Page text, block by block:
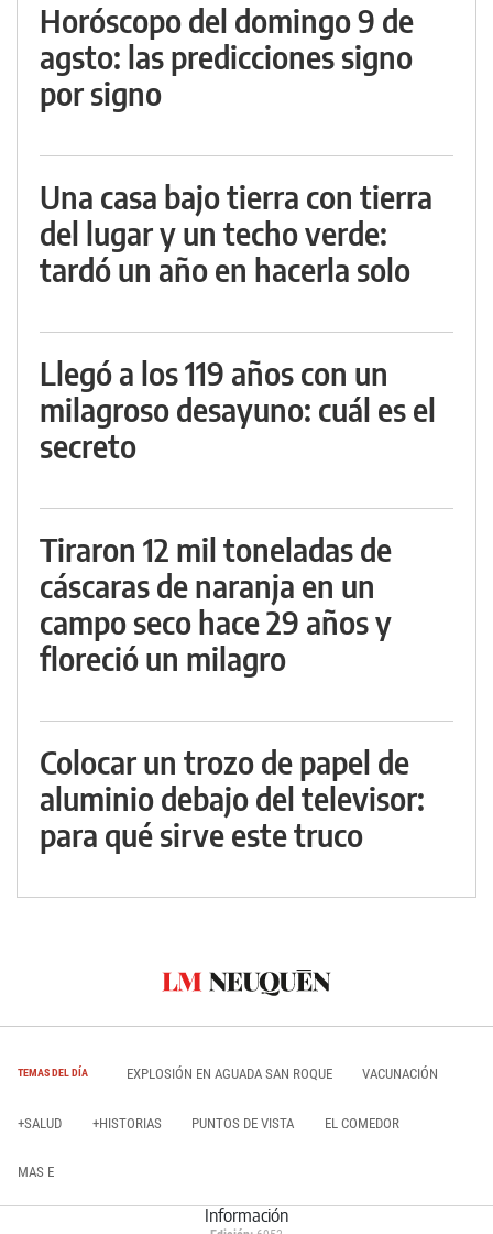
Horóscopo del domingo 9 de
agsto: las predicciones signo
por signo
Una casa bajo tierra con tierra
del lugar y un techo verde:
tardó un año en hacerla solo
Llegó a los 119 años con un
milagroso desayuno: cuál es el
secreto
Tiraron 12 mil toneladas de
cáscaras de naranja en un
campo seco hace 29 años y
floreció un milagro
Colocar un trozo de papel de
aluminio debajo del televisor:
para qué sirve este truco
TEMAS DEL DÍA EXPLOSIÓN EN AGUADA SAN ROQUE VACUNACIÓN
+SALUD +HISTORIAS PUNTOS DE VISTA EL COMEDOR
MAS E
Información